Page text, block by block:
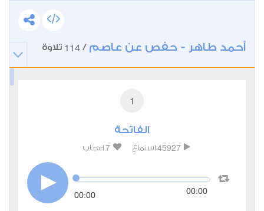
أحمد طاهر - حفص عن عاصم /
114 تلاوة
1
الفاتحة
45927 استماع 7 اعجاب
00:00 00:00